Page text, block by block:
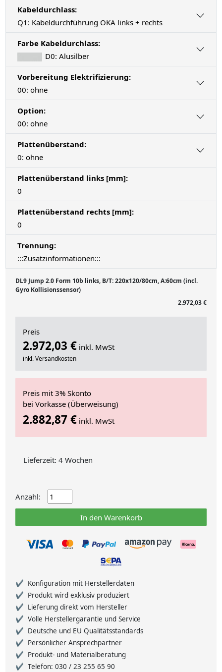
Kabeldurchlass:
Q1: Kabeldurchführung OKA links + rechts
Farbe Kabeldurchlass:
D0: Alusilber
Vorbereitung Elektrifizierung:
00: ohne
Option:
00: ohne
Plattenüberstand:
0: ohne
Plattenüberstand links [mm]:
0
Plattenüberstand rechts [mm]:
0
Trennung:
:::Zusatzinformationen:::
DL9 Jump 2.0 Form 10b links, B/T: 220x120/80cm, A:60cm (incl.
Gyro Kollisionssensor)
2.972,03 €
Preis
2.972,03 € inkl. MwSt
inkl. Versandkosten
Preis mit 3% Skonto
bei Vorkasse (Überweisung)
2.882,87 € inkl. MwSt
Lieferzeit: 4 Wochen
Anzahl:
In den Warenkorb
Konfiguration mit Herstellerdaten
Produkt wird exklusiv produziert
Lieferung direkt vom Hersteller
Volle Herstellergarantie und Service
Deutsche und EU Qualitätsstandards
Persönlicher Ansprechpartner
Produkt- und Materialberatung
Telefon: 030 / 23 255 65 90